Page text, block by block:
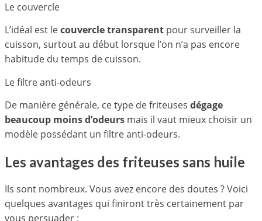
Le couvercle
L’idéal est lecouvercle transparent pour surveiller la
cuisson, surtout au début lorsque l’on n’a pas encore
habitude du temps de cuisson.
Le filtre anti-odeurs
De manière générale, ce type de friteuses dégage
beaucoup moins d’odeurs mais il vaut mieux choisir un
modèle possédant un filtre anti-odeurs.
Les avantages des friteuses sans huile
Ils sont nombreux. Vous avez encore des doutes ? Voici
quelques avantages qui finiront très certainement par
vous persuader :